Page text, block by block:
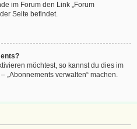
im Forum den Link „Forum
Seite befindet.
möchtest, so kannst du dies im
„Abonnements verwalten“ machen.